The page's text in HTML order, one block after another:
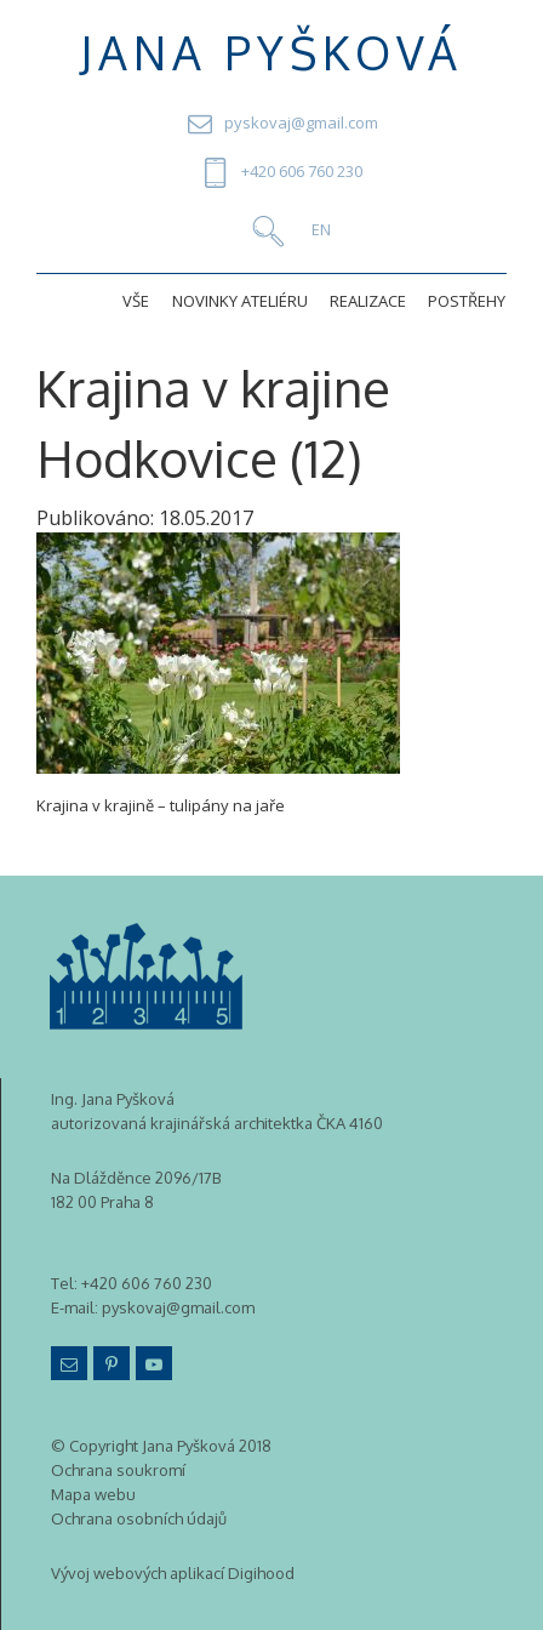
JANA PYŠKOVÁ
pyskovaj@gmail.com
+420 606 760 230
VŠE NOVINKY ATELIÉRU REALIZACE POSTŘEHY
Krajina v krajine
Hodkovice (12)
Publikováno: 18.05.2017
Krajina v krajině – tulipány na jaře
Ing. Jana Pyšková
autorizovaná krajinářská architektka ČKA 4160
Na Dlážděnce 2096/17B
182 00 Praha 8
Tel: +420 606 760 230
E-mail: pyskovaj@gmail.com
© Copyright Jana Pyšková 2018
Ochrana soukromí
Mapa webu
Ochrana osobních údajů
Vývoj webových aplikací Digihood